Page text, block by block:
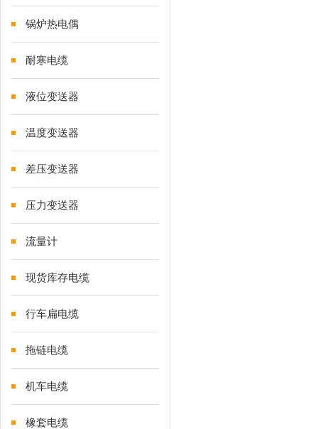
锅炉热电偶
耐寒电缆
液位变送器
温度变送器
差压变送器
压力变送器
流量计
现货库存电缆
行车扁电缆
拖链电缆
机车电缆
橡套电缆